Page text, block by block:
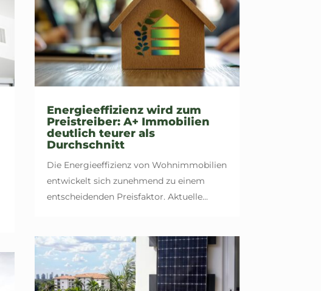
Energieeffizienz wird zum
Preistreiber: A+ Immobilien
deutlich teurer als
Durchschnitt
Die Energieeffizienz von Wohnimmobilien
entwickelt sich zunehmend zu einem
entscheidenden Preisfaktor. Aktuelle...